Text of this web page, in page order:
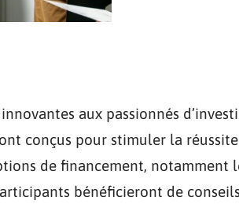
aux passionnés
conçus pour stimuler la
de financement, notamment
bénéficieront de